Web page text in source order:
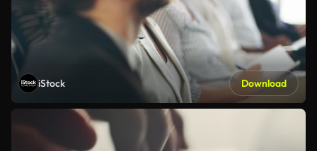
iStock Download